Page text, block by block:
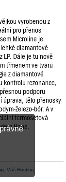
vyrobenou z
pro přenos
Microline je
diamantové
LP. Dále je tu nově
třmenem ve tvaru
z diamantové
kontrolu rezonance,
podporu
úprava, tělo přenosky
železo-bór. A v
termosetová
Hana.
Váš Hosting